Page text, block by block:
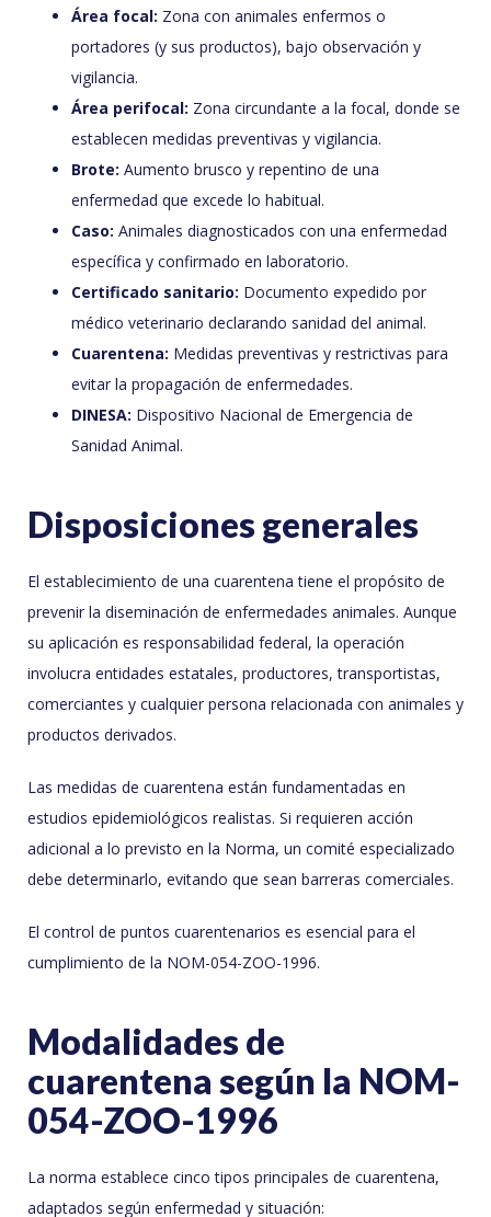
Área focal: Zona con animales enfermos o
portadores (y sus productos), bajo observación y
vigilancia.
Área perifocal: Zona circundante a la focal, donde se
establecen medidas preventivas y vigilancia.
Brote: Aumento brusco y repentino de una
enfermedad que excede lo habitual.
Caso: Animales diagnosticados con una enfermedad
específica y confirmado en laboratorio.
Certificado sanitario: Documento expedido por
médico veterinario declarando sanidad del animal.
Cuarentena: Medidas preventivas y restrictivas para
evitar la propagación de enfermedades.
DINESA: Dispositivo Nacional de Emergencia de
Sanidad Animal.
Disposiciones generales
El establecimiento de una cuarentena tiene el propósito de
prevenir la diseminación de enfermedades animales. Aunque
su aplicación es responsabilidad federal, la operación
involucra entidades estatales, productores, transportistas,
comerciantes y cualquier persona relacionada con animales y
productos derivados.
Las medidas de cuarentena están fundamentadas en
estudios epidemiológicos realistas. Si requieren acción
adicional a lo previsto en la Norma, un comité especializado
debe determinarlo, evitando que sean barreras comerciales.
El control de puntos cuarentenarios es esencial para el
cumplimiento de la NOM-054-ZOO-1996.
Modalidades de
cuarentena según la NOM-
054-ZOO-1996
La norma establece cinco tipos principales de cuarentena,
adaptados según enfermedad y situación: